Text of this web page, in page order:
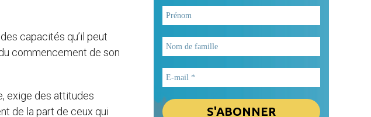
capacités qu’il peut
commencement de son
exige des attitudes
de la part de ceux qui